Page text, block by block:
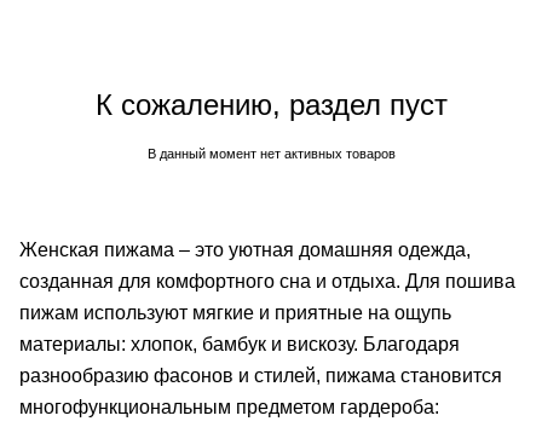
К сожалению, раздел пуст
В данный момент нет активных товаров
Женская пижама – это уютная домашняя одежда,
созданная для комфортного сна и отдыха. Для пошива
пижам используют мягкие и приятные на ощупь
материалы: хлопок, бамбук и вискозу. Благодаря
разнообразию фасонов и стилей, пижама становится
многофункциональным предметом гардероба: